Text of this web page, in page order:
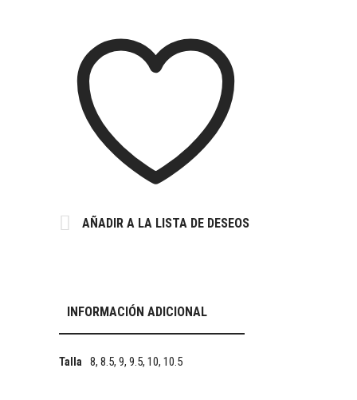
AÑADIR A LA LISTA DE DESEOS
INFORMACIÓN ADICIONAL
Talla 8, 8.5, 9, 9.5, 10, 10.5